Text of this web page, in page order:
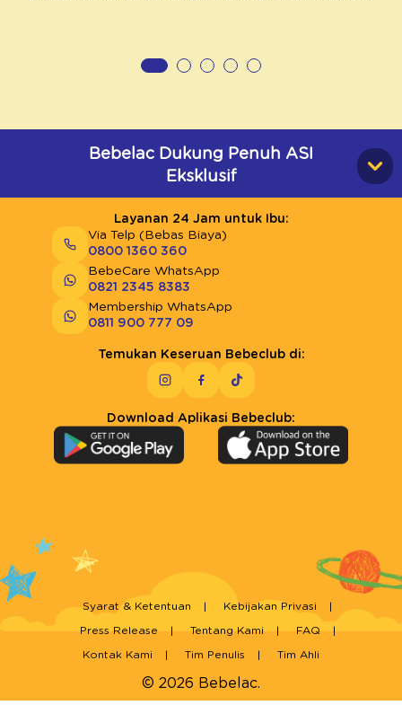
Bebelac Dukung Penuh ASI
Eksklusif
Layanan 24 Jam untuk Ibu:
Via Telp (Bebas Biaya)
0800 1360 360
BebeCare WhatsApp
0821 2345 8383
Membership WhatsApp
0811 900 777 09
Temukan Keseruan Bebeclub di:
Download Aplikasi Bebeclub:
© 2026 Bebelac.
Syarat & Ketentuan Kebijakan Privasi
Press Release Tentang Kami FAQ
Kontak Kami Tim Penulis Tim Ahli